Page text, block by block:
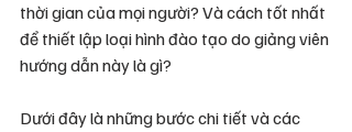
thời gian của mọi người? Và cách tốt nhất
để thiết lập loại hình đào tạo do giảng viên
hướng dẫn này là gì?
Dưới đây là những bước chi tiết và các